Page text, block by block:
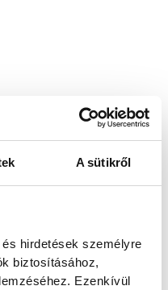
A sütikről
hirdetések személyre
biztosításához,
Ezenkívül